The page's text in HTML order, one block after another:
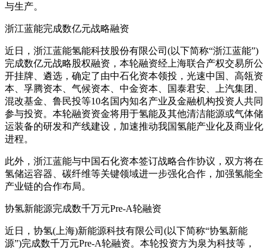
与生产。
浙江蓝能完成数亿元战略融资
近日，浙江蓝能氢能科技股份有限公司(以下简称“浙江蓝能”)
完成数亿元战略股权融资，本轮融资经上海联合产权交易所公
开挂牌、遴选，确定了由中石化资本领投，光速中国、高瓴资
本、孚腾资本、气候资本、中金资本、国泰君安、上汽集团、
混改基金、鲁民投等10名国内知名产业及金融机构投资人共同
参与投资。本轮融资资金将用于氢能及其他清洁能源或气体储
运装备的研发和产线建设，加速推动我国氢能产业化及商业化
进程。
此外，浙江蓝能与中国石化资本签订战略合作协议，双方将在
氢储运容器、碳纤维等关键领域进一步强化合作，加强氢能全
产业链的合作布局。
协氢新能源完成数千万元Pre-A轮融资
近日，协氢(上海)新能源科技有限公司(以下简称“协氢新能
源”)完成数千万元Pre-A轮融资。本轮投资方为泉为科技等，